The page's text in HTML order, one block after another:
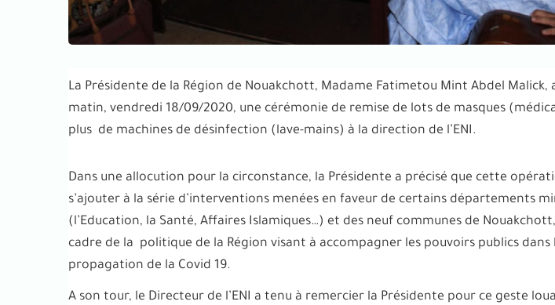
La Présidente de la Région de Nouakchott, Madame Fatimetou Mint Abdel Malick,
matin, vendredi 18/09/2020, une cérémonie de remise de lots de masques
plus de machines de désinfection (lave-mains) à la direction de l’ENI.
Dans une allocution pour la circonstance, la Présidente a précisé que cette
s’ajouter à la série d’interventions menées en faveur de certains départements
(l’Education, la Santé, Affaires Islamiques…) et des neuf communes de
cadre de la politique de la Région visant à accompagner les pouvoirs publics
propagation de la Covid 19.
A son tour, le Directeur de l’ENI a tenu à remercier la Présidente pour ce geste